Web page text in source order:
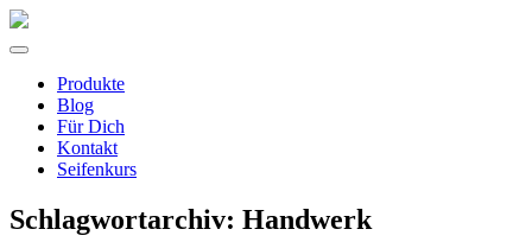
springen
Produkte
Blog
Für Dich
Kontakt
Seifenkurs
Schlagwortarchiv: Handwerk